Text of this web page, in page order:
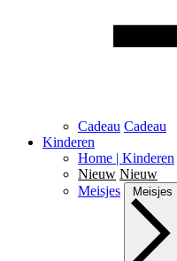
Cadeau Cadeau
Kinderen
Home | Kinderen
Nieuw Nieuw
Meisjes
Meisjes